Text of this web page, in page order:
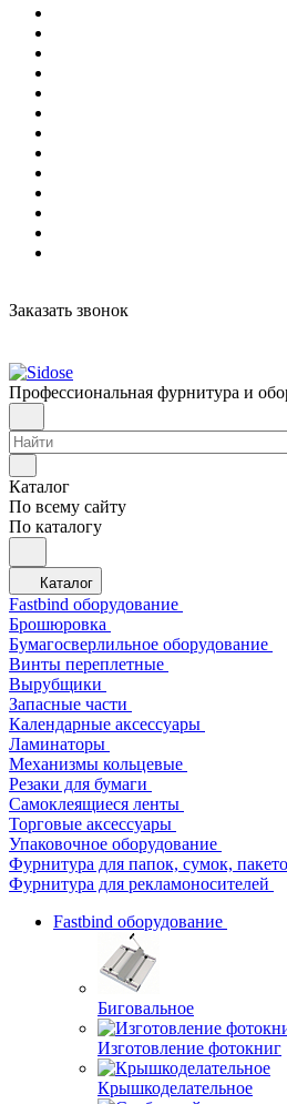
Заказать звонок
Профессиональная фурнитура и
Каталог
По всему сайту
По каталогу
Каталог
Fastbind оборудование
Брошюровка
Бумагосверлильное оборудование
Винты переплетные
Вырубщики
Запасные части
Календарные аксессуары
Ламинаторы
Механизмы кольцевые
Резаки для бумаги
Самоклеящиеся ленты
Торговые аксессуары
Упаковочное оборудование
Фурнитура для папок, сумок,
Фурнитура для рекламоносителей
Fastbind оборудование
Биговальное
Изготовление фотокниг
Крышкоделательное